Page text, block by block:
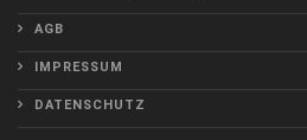
AGB
IMPRESSUM
DATENSCHUTZ